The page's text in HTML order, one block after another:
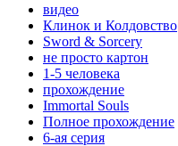
видео
Клинок и Колдовство
Sword & Sorcery
не просто картон
1-5 человека
прохождение
Immortal Souls
Полное прохождение
6-ая серия